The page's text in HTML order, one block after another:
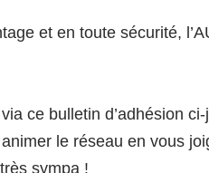
et en toute sécurité,
ce bulletin d’adhésion
le réseau en vous
sympa !